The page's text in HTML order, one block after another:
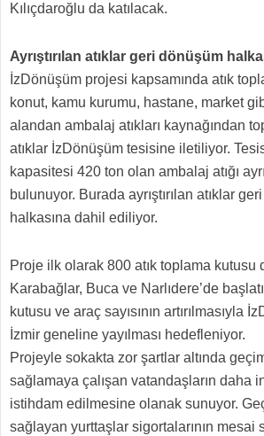
Kılıçdaroğlu da katılacak.
Ayrıştırılan atıklar geri dönüşüm
İzDönüşüm projesi kapsamında atık
konut, kamu kurumu, hastane, market
alandan ambalaj atıkları kaynağından
atıklar İzDönüşüm tesisine iletiliyor.
kapasitesi 420 ton olan ambalaj atığı
bulunuyor. Burada ayrıştırılan atıklar
halkasına dahil ediliyor.
Proje ilk olarak 800 atık toplama kutusu
Karabağlar, Buca ve Narlıdere’de
kutusu ve araç sayısının artırılmasıyla
İzmir geneline yayılması hedefleniyor.
Projeyle sokakta zor şartlar altında
sağlamaya çalışan vatandaşların daha
istihdam edilmesine olanak sunuyor.
sağlayan yurttaşlar sigortalarının mesai